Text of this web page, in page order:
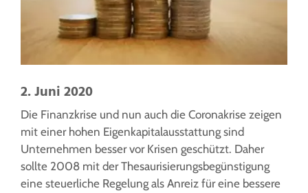
2. Juni 2020
Die Finanzkrise und nun auch die Coronakrise zeigen
mit einer hohen Eigenkapitalausstattung sind
Unternehmen besser vor Krisen geschützt. Daher
sollte 2008 mit der Thesaurisierungsbegünstigung
eine steuerliche Regelung als Anreiz für eine bessere